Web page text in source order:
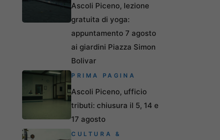
Ascoli Piceno, lezione
gratuita di yoga:
appuntamento 7 agosto
ai giardini Piazza Simon
Bolivar
PRIMA PAGINA
Ascoli Piceno, ufficio
tributi: chiusura il 5, 14 e
17 agosto
CULTURA &